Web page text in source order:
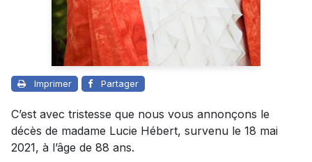
Imprimer Partager
C’est avec tristesse que nous vous annonçons le
décès de madame Lucie Hébert, survenu le 18 mai
2021, à l’âge de 88 ans.